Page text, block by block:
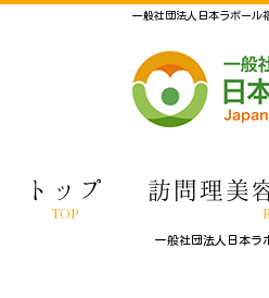
一般社団法人日本ラポール
トップ
TOP
訪問理美
一般社団法人日本ラ